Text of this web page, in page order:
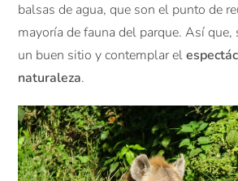
balsas de agua, que son el punto de
mayoría de fauna del parque. Así
un buen sitio y contemplar el
naturaleza.